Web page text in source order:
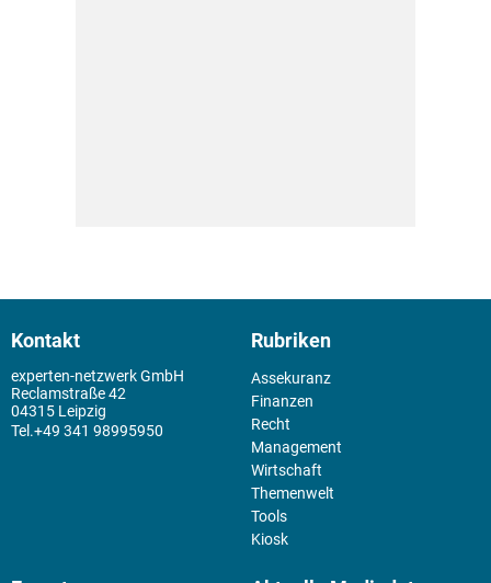
Kontakt
experten-netzwerk GmbH
Reclamstraße 42
04315 Leipzig
+49 341 98995950
Rubriken
Assekuranz
Finanzen
Recht
Management
Wirtschaft
Themenwelt
Tools
Kiosk